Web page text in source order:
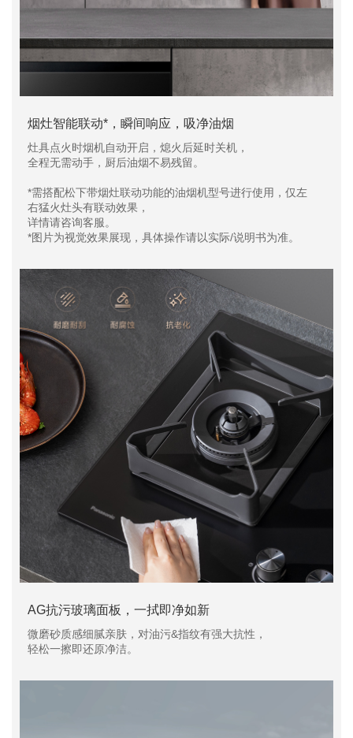
烟灶智能联动*，瞬间响应，吸净油烟
灶具点火时烟机自动开启，熄火后延时关机，
全程无需动手，厨后油烟不易残留。
*需搭配松下带烟灶联动功能的油烟机型号进行使用，仅左
右猛火灶头有联动效果，
详情请咨询客服。
*图片为视觉效果展现，具体操作请以实际/说明书为准。
AG抗污玻璃面板，一拭即净如新
微磨砂质感细腻亲肤，对油污&指纹有强大抗性，
轻松一擦即还原净洁。